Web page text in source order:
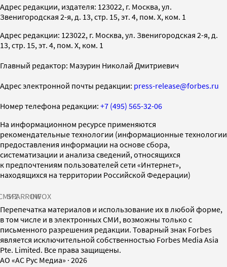
Адрес редакции, издателя: 123022, г. Москва, ул.
Звенигородская 2-я, д. 13, стр. 15, эт. 4, пом. X, ком. 1
Адрес редакции: 123022, г. Москва, ул. Звенигородская 2-я, д.
13, стр. 15, эт. 4, пом. X, ком. 1
Главный редактор: Мазурин Николай Дмитриевич
Адрес электронной почты редакции: press-release@forbes.ru
Номер телефона редакции: +7 (495) 565-32-06
На информационном ресурсе применяются
рекомендательные технологии (информационные технологии
предоставления информации на основе сбора,
систематизации и анализа сведений, относящихся
к предпочтениям пользователей сети «Интернет»,
находящихся на территории Российской Федерации)
SPARROWINFOX
Перепечатка материалов и использование их в любой форме,
в том числе и в электронных СМИ, возможны только с
письменного разрешения редакции. Товарный знак Forbes
является исключительной собственностью Forbes Media Asia
Pte. Limited. Все права защищены.
AO «АС Рус Медиа» · 2026